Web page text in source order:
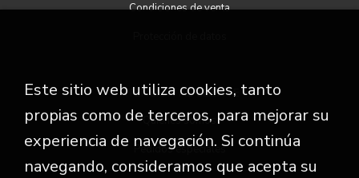
Condiciones de venta
ATENCIÓN AL CLIENTE
Quiénes somos
Pedidos especiales
Este sitio web utiliza cookies, tanto
propias como de terceros, para mejorar su
experiencia de navegación. Si continúa
navegando, consideramos que acepta su